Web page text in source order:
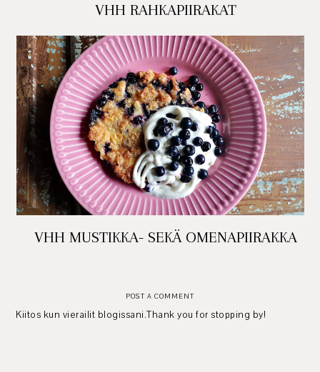
VHH RAHKAPIIRAKAT
VHH MUSTIKKA- SEKÄ OMENAPIIRAKKA
POST A COMMENT
Kiitos kun vierailit blogissani.Thank you for stopping by!